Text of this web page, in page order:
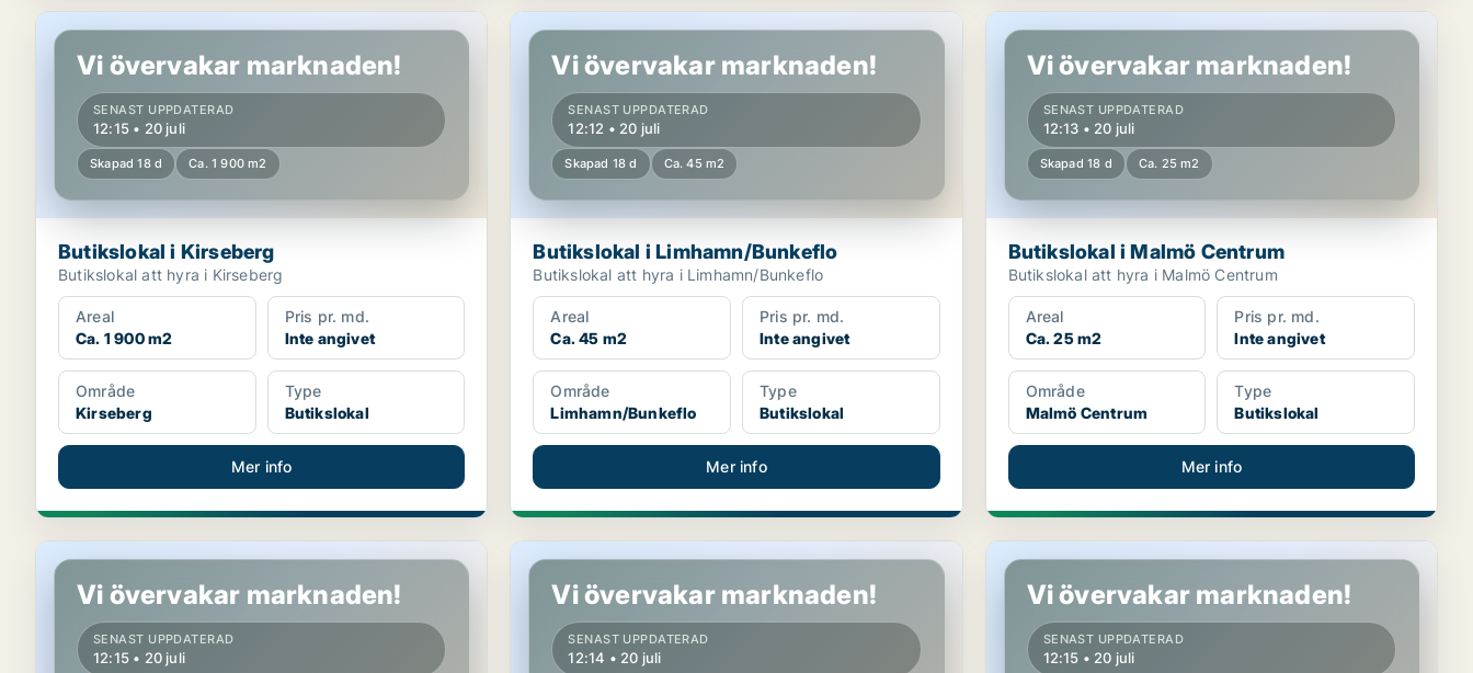
Butikslokal i Kirseberg
Vi övervakar marknaden!
SENAST UPPDATERAD
12:15 • 20 juli
Skapad 18 d Ca. 1 900 m2
Butikslokal i Kirseberg
Butikslokal att hyra i Kirseberg
Areal
Ca. 1 900 m2
Pris pr. md.
Inte angivet
Område
Kirseberg
Type
Butikslokal
Mer info
Butikslokal i Limhamn/Bunkeflo
Vi övervakar marknaden!
SENAST UPPDATERAD
12:12 • 20 juli
Skapad 18 d Ca. 45 m2
Butikslokal i Limhamn/Bunkeflo
Butikslokal att hyra i Limhamn/Bunkeflo
Areal
Ca. 45 m2
Pris pr. md.
Inte angivet
Område
Limhamn/Bunkeflo
Type
Butikslokal
Mer info
Butikslokal i Malmö Centrum
Vi övervakar marknaden!
SENAST UPPDATERAD
12:13 • 20 juli
Skapad 18 d Ca. 25 m2
Butikslokal i Malmö Centrum
Butikslokal att hyra i Malmö Centrum
Areal
Ca. 25 m2
Pris pr. md.
Inte angivet
Område
Malmö Centrum
Type
Butikslokal
Mer info
Butikslokal i Fosie
Vi övervakar marknaden!
SENAST UPPDATERAD
12:15 • 20 juli
Butikslokal i Limhamn/Bunkeflo
Vi övervakar marknaden!
SENAST UPPDATERAD
12:14 • 20 juli
Butikslokal i Malmö Centrum
Vi övervakar marknaden!
SENAST UPPDATERAD
12:15 • 20 juli